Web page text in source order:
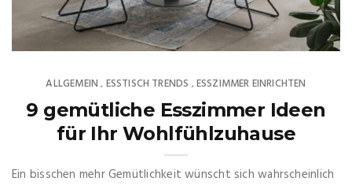
ALLGEMEIN , ESSTISCH TRENDS ,ESSZIMMER EINRICHTEN
9 gemütliche Esszimmer Ideen
für Ihr Wohlfühlzuhause
Ein bisschen mehr Gemütlichkeit wünscht sich wahrscheinlich